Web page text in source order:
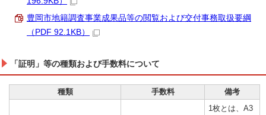
豊岡市地籍調査事業成果品等の閲覧および交付事務取扱要綱
（PDF 92.1KB）
「証明」等の種類および手数料について
種類 手数料 備考
1枚とは、A3